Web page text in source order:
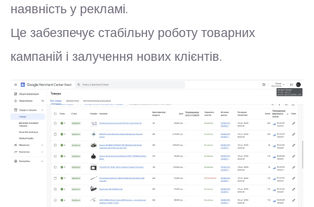
наявність у рекламі.
Це забезпечує стабільну роботу товарних
кампаній і залучення нових клієнтів.